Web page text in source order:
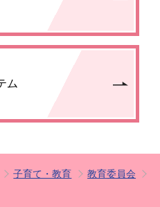
ム
子育て・教育
教育委員会